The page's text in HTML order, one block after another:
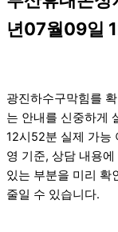
년07월09일
광진하수구막힘를
는 안내를 신중하게
12시52분 실제 가능
영 기준, 상담 내용
있는 부분을 미리 확
줄일 수 있습니다.